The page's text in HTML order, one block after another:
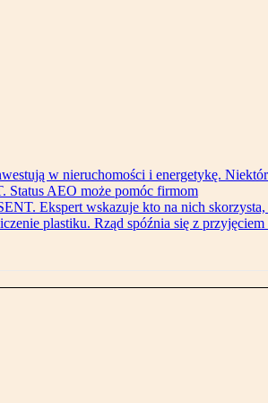
w nieruchomości i energetykę.
Status AEO może pomóc firmom
Ekspert wskazuje kto na nich skorzysta,
plastiku. Rząd spóźnia się z